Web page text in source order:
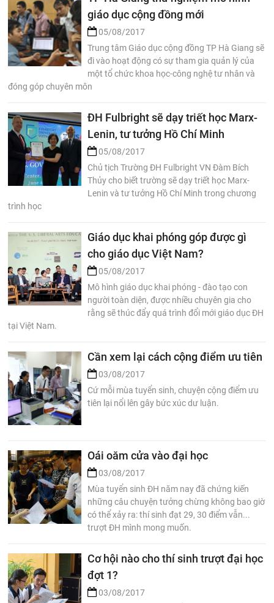
giáo dục cộng đồng mới
05/08/2017
Trung tâm Giáo dục cộng đồng TP Hà Giang sẽ
đi vào hoạt động có sự tham gia quản lý của
một tổ chức khoa học-công nghệ tư nhân và
đóng góp chuyên môn
ĐH Fulbright sẽ dạy triết học Marx-
Lenin, tư tưởng Hồ Chí Minh
05/08/2017
Chủ tịch Trường ĐH Fulbright VN Đàm Bích
Thủy cho biết trường sẽ dạy triết học Marx-
Lenin và tư tưởng Hồ Chí Minh trong chương
trình học
Giáo dục khai phóng góp được gì
cho giáo dục Việt Nam?
05/08/2017
Mô hình giáo dục khai phóng - đào tạo con
người toàn diện, được nhiều chuyên gia cho
rằng sẽ thúc đẩy quá trình đổi mới giáo dục ĐH
tại Việt Nam.
Cần xem lại cách cộng điểm ưu tiên
03/08/2017
Cứ mỗi mùa tuyển sinh, chuyện cộng điểm ưu
tiên lại nổi lên gây bức xúc dư luận.
Oái oăm cửa vào đại học
03/08/2017
Mùa tuyển sinh ĐH năm nay đã chứng kiến
những câu chuyện tưởng chừng không bao giờ
có thể xảy ra: thí sinh đạt 29, 30 điểm vẫn...
trượt ĐH mình mong muốn.
Cơ hội nào cho thí sinh trượt đại học
đợt 1?
03/08/2017